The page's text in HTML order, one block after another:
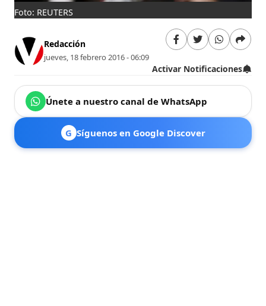
Foto: REUTERS
Redacción
jueves, 18 febrero 2016 - 06:09
Activar Notificaciones
Únete a nuestro canal de WhatsApp
G Síguenos en Google Discover